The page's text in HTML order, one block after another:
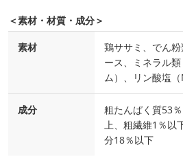
＜素材・材質・成分＞
素材
鶏ササミ、でん
ース、ミネラル
ム）、リン酸塩
成分
粗たんぱく質53
上、粗繊維1％以
分18％以下